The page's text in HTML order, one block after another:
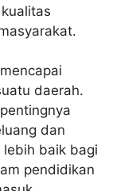
daerah.
dan
lebih baik bagi
pendidikan